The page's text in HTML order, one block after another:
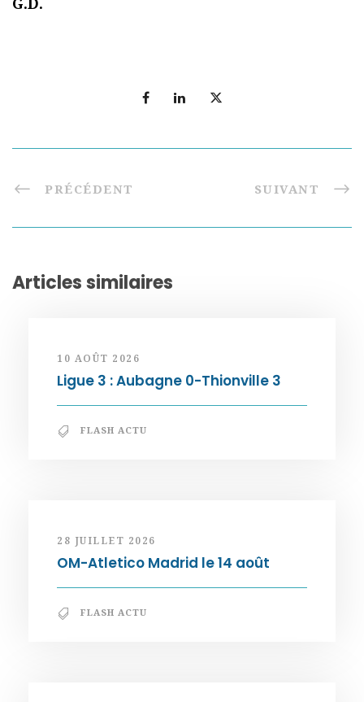
PRÉCÉDENT SUIVANT
Articles similaires
10 AOÛT 2026
Ligue 3 : Aubagne 0-Thionville 3
FLASH ACTU
28 JUILLET 2026
OM-Atletico Madrid le 14 août
FLASH ACTU